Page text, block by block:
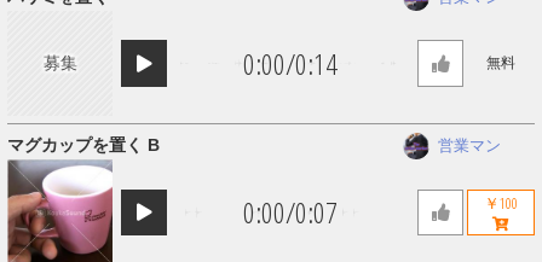
募集 0:00/0:14 無料
0:00/0:07
マグカップを置く B 営業マン
￥100